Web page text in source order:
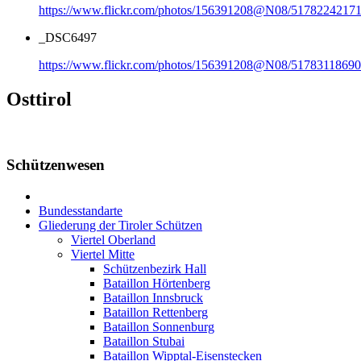
https://www.flickr.com/photos/156391208@N08/
_DSC6497
https://www.flickr.com/photos/156391208@N08/
Osttirol
Schützenwesen
Bundesstandarte
Gliederung der Tiroler Schützen
Viertel Oberland
Viertel Mitte
Schützenbezirk Hall
Bataillon Hörtenberg
Bataillon Innsbruck
Bataillon Rettenberg
Bataillon Sonnenburg
Bataillon Stubai
Bataillon Wipptal-Eisenstecken